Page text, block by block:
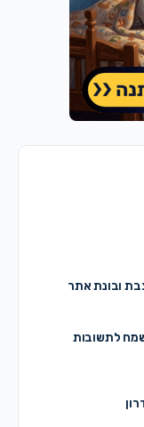
ובונת אתר
לתשובות